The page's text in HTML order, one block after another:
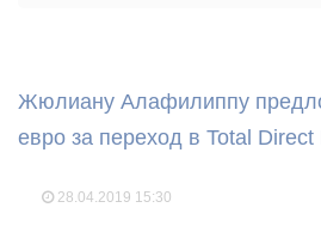
Жюлиану Алафилиппу
евро за переход в Total Direct
28.04.2019 15:30